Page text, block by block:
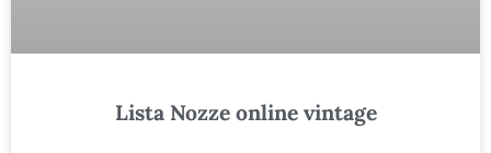
Lista Nozze online vintage